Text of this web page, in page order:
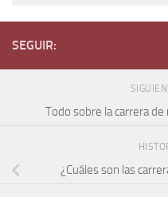
SEGUIR:
Todo sobre la carrera
¿Cuáles son las